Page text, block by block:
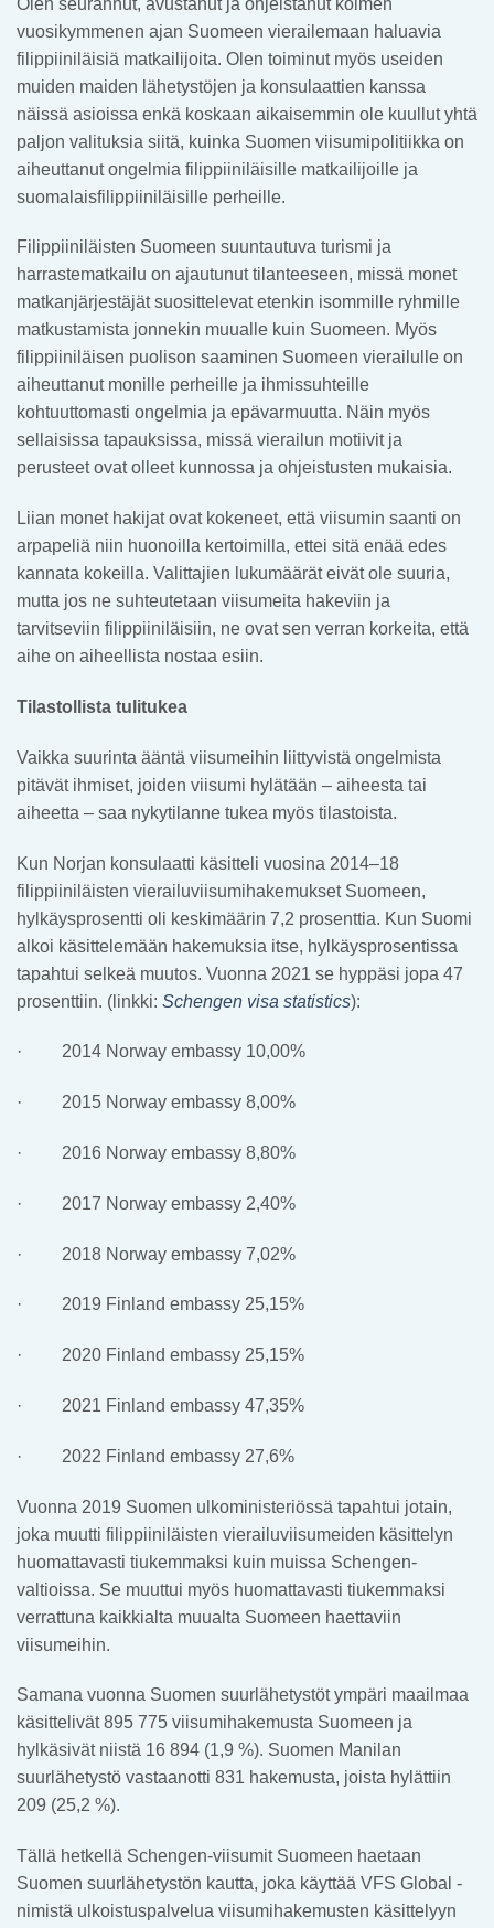
vuosikymmenen ajan Suomeen vierailemaan haluavia
filippiiniläisiä matkailijoita. Olen toiminut myös useiden
muiden maiden lähetystöjen ja konsulaattien kanssa
näissä asioissa enkä koskaan aikaisemmin ole kuullut yhtä
paljon valituksia siitä, kuinka Suomen viisumipolitiikka on
aiheuttanut ongelmia filippiiniläisille matkailijoille ja
suomalaisfilippiiniläisille perheille.
Filippiiniläisten Suomeen suuntautuva turismi ja
harrastematkailu on ajautunut tilanteeseen, missä monet
matkanjärjestäjät suosittelevat etenkin isommille ryhmille
matkustamista jonnekin muualle kuin Suomeen. Myös
filippiiniläisen puolison saaminen Suomeen vierailulle on
aiheuttanut monille perheille ja ihmissuhteille
kohtuuttomasti ongelmia ja epävarmuutta. Näin myös
sellaisissa tapauksissa, missä vierailun motiivit ja
perusteet ovat olleet kunnossa ja ohjeistusten mukaisia.
Liian monet hakijat ovat kokeneet, että viisumin saanti on
arpapeliä niin huonoilla kertoimilla, ettei sitä enää edes
kannata kokeilla. Valittajien lukumäärät eivät ole suuria,
mutta jos ne suhteutetaan viisumeita hakeviin ja
tarvitseviin filippiiniläisiin, ne ovat sen verran korkeita, että
aihe on aiheellista nostaa esiin.
Tilastollista tulitukea
Vaikka suurinta ääntä viisumeihin liittyvistä ongelmista
pitävät ihmiset, joiden viisumi hylätään – aiheesta tai
aiheetta – saa nykytilanne tukea myös tilastoista.
Kun Norjan konsulaatti käsitteli vuosina 2014–18
filippiiniläisten vierailuviisumihakemukset Suomeen,
hylkäysprosentti oli keskimäärin 7,2 prosenttia. Kun Suomi
alkoi käsittelemään hakemuksia itse, hylkäysprosentissa
tapahtui selkeä muutos. Vuonna 2021 se hyppäsi jopa 47
prosenttiin. (linkki: Schengen visa statistics):
· 2014 Norway embassy 10,00%
· 2015 Norway embassy 8,00%
· 2016 Norway embassy 8,80%
· 2017 Norway embassy 2,40%
· 2018 Norway embassy 7,02%
· 2019 Finland embassy 25,15%
· 2020 Finland embassy 25,15%
· 2021 Finland embassy 47,35%
· 2022 Finland embassy 27,6%
Vuonna 2019 Suomen ulkoministeriössä tapahtui jotain,
joka muutti filippiiniläisten vierailuviisumeiden käsittelyn
huomattavasti tiukemmaksi kuin muissa Schengen-
valtioissa. Se muuttui myös huomattavasti tiukemmaksi
verrattuna kaikkialta muualta Suomeen haettaviin
viisumeihin.
Samana vuonna Suomen suurlähetystöt ympäri maailmaa
käsittelivät 895 775 viisumihakemusta Suomeen ja
hylkäsivät niistä 16 894 (1,9 %). Suomen Manilan
suurlähetystö vastaanotti 831 hakemusta, joista hylättiin
209 (25,2 %).
Tällä hetkellä Schengen-viisumit Suomeen haetaan
Suomen suurlähetystön kautta, joka käyttää VFS Global -
nimistä ulkoistuspalvelua viisumihakemusten käsittelyyn